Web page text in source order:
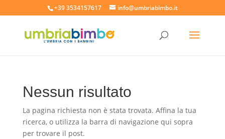
+39 3534157617 info@umbriabimbo.it
Nessun risultato
La pagina richiesta non è stata trovata. Affina la tua
ricerca, o utilizza la barra di navigazione qui sopra
per trovare il post.